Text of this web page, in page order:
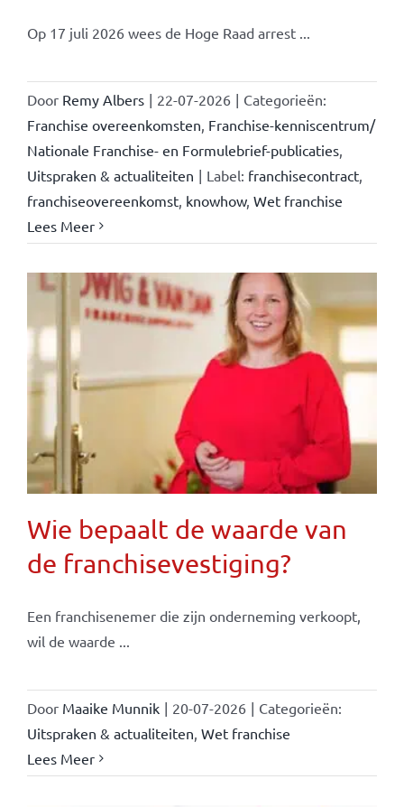
Op 17 juli 2026 wees de Hoge Raad arrest ...
Door Remy Albers | 22-07-2026 | Categorieën:
Franchise overeenkomsten Franchise-kenniscentrum/
Nationale Franchise- en Formulebrief-publicaties,
Uitspraken & actualiteiten | Label: franchisecontract,
franchiseovereenkomst, knowhow, Wet franchise
Lees Meer
Wie bepaalt de waarde van
de franchisevestiging?
Een franchisenemer die zijn onderneming verkoopt,
wil de waarde ...
Door Maaike Munnik | 20-07-2026 | Categorieën:
Uitspraken & actualiteiten Wet franchise
Lees Meer